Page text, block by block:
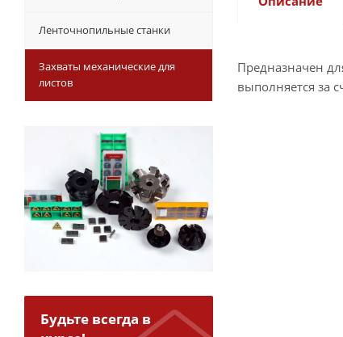
Предназначен
выполняется за
Ленточнопильные станки
Захваты механические для
листов
Будьте всегда в